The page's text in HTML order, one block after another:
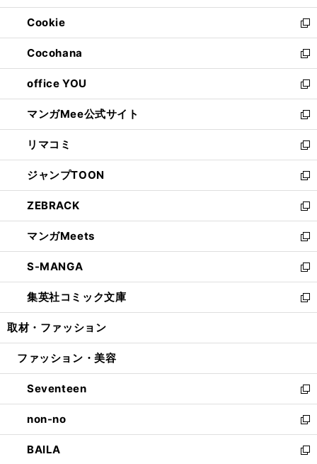
開
く
ウ
で
開
く
ン
ド
ウ
で
開
く
ウ
ィ
ン
ド
ウ
で
開
く
Cookie
新
し
い
ウ
ィ
ン
ド
ウ
で
開
く
Cocohana
新
し
い
ウ
ィ
ン
ド
ウ
で
開
く
office YOU
新
し
い
ウ
ィ
ン
ド
ウ
で
開
く
マンガMee公式サイト
新
し
い
ウ
ィ
ン
ド
ウ
で
開
く
リマコミ
新
し
い
ウ
ィ
ン
ド
ウ
で
開
く
ジャンプTOON
新
し
い
ウ
ィ
ン
ド
ウ
で
開
ZEBRACK
新
し
い
ウ
ィ
ン
ド
ウ
開
マンガMeets
新
し
い
ウ
ィ
ン
ウ
開
く
S-MANGA
新
し
い
ウ
ン
ウ
で
開
く
集英社コミック文庫
新
し
ウ
ン
ド
ウ
で
開
く
取材・ファッション
ファッション・美容
Seventeen
新
し
い
ウ
ィ
non-no
新
し
い
BAILA
新